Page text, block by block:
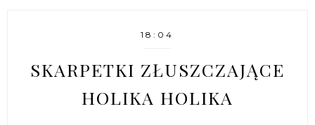
18:04
SKARPETKI ZŁUSZCZAJĄCE
HOLIKA HOLIKA